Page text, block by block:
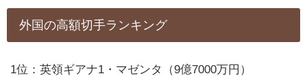
外国の高額切手ランキング
1位：英領ギアナ1・マゼンタ（9億7000万円）